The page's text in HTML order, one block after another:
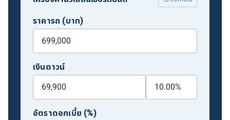
ราคารถ (บาท)
เงินดาวน์
อัตราดอกเบี้ย (%)